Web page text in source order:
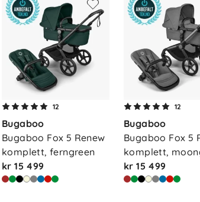
12
Bugaboo
Bugaboo Fox 5 Renew
komplett, ferngreen
kr 15 499
12
Bugaboo
Bugaboo Fox 5
komplett,
kr 15 499